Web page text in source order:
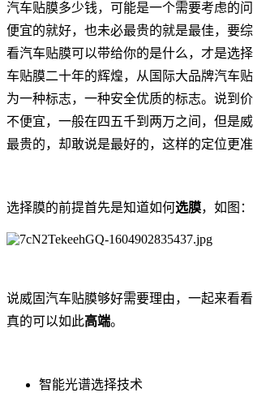
汽车贴膜多少钱，可能是一个需要考虑的
便宜的就好，也未必最贵的就是最佳，要综
看汽车贴膜可以带给你的是什么，才是选
车贴膜二十年的辉煌，从国际大品牌汽车
为一种标志，一种安全优质的标志。说到
不便宜，一般在四五千到两万之间，但是
最贵的，却敢说是最好的，这样的定位更准
选择膜的前提首先是知道如何选膜，如图：
说威固汽车贴膜够好需要理由，一起来看
真的可以如此高端。
智能光谱选择技术